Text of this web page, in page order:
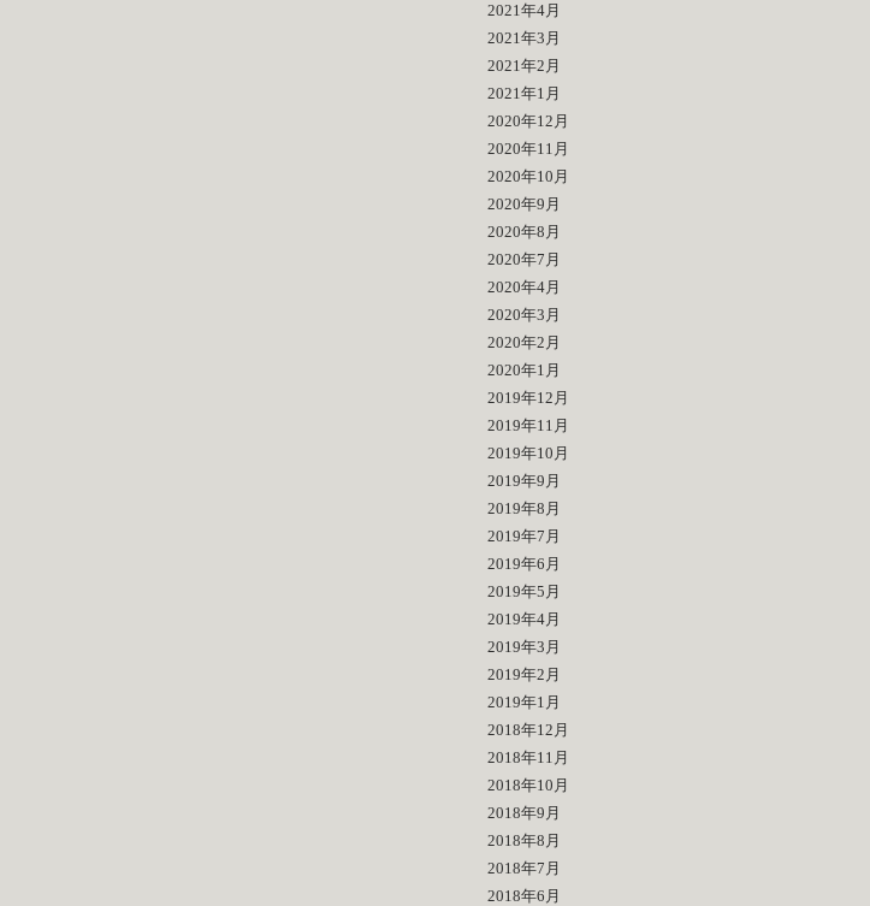
2021年4月
2021年3月
2021年2月
2021年1月
2020年12月
2020年11月
2020年10月
2020年9月
2020年8月
2020年7月
2020年4月
2020年3月
2020年2月
2020年1月
2019年12月
2019年11月
2019年10月
2019年9月
2019年8月
2019年7月
2019年6月
2019年5月
2019年4月
2019年3月
2019年2月
2019年1月
2018年12月
2018年11月
2018年10月
2018年9月
2018年8月
2018年7月
2018年6月